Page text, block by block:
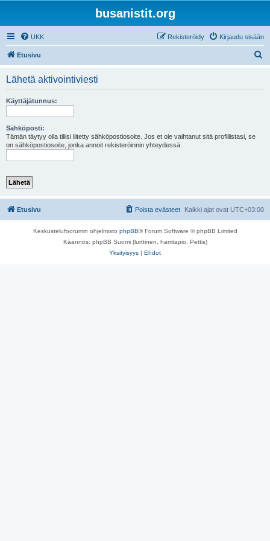
busanistit.org
UKK Kirjaudu sisään
Rekisteröidy
Etusivu
Lähetä aktivointiviesti
Käyttäjätunnus:
Sähköposti:
Tämän täytyy olla tiliisi liitetty sähköpostiosoite. Jos et ole vaihtanut sitä profiilistasi, se
on sähköpostiosoite, jonka annoit rekisteröinnin yhteydessä.
Etusivu Kaikki ajat ovat UTC+03:00
Poista evästeet
Keskustelufoorumin ohjelmisto phpBB® Forum Software © phpBB Limited
Käännös: phpBB Suomi (lurttinen, harritapio, Pettis)
Yksityisyys | Ehdot